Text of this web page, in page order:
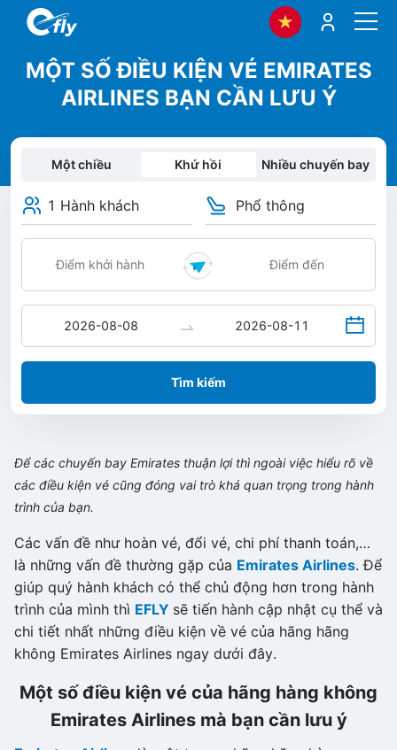
MỘT SỐ ĐIỀU KIỆN VÉ EMIRATES
AIRLINES BẠN CẦN LƯU Ý
Một chiều Khứ hồi Nhiều chuyến bay
1 Hành khách Phổ thông
Tìm kiếm
Để các chuyến bay Emirates thuận lợi thì ngoài việc hiểu rõ về
các điều kiện vé cũng đóng vai trò khá quan trọng trong hành
trình của bạn.
Các vấn đề như hoàn vé, đổi vé, chi phí thanh toán,…
là những vấn đề thường gặp của Emirates Airlines. Để
giúp quý hành khách có thể chủ động hơn trong hành
trình của mình thì EFLY sẽ tiến hành cập nhật cụ thể và
chi tiết nhất những điều kiện về vé của hãng hãng
không Emirates Airlines ngay dưới đây.
Một số điều kiện vé của hãng hàng không
Emirates Airlines mà bạn cần lưu ý